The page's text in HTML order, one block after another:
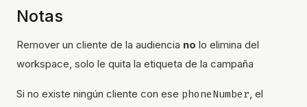
Notas
Remover un cliente de la audiencia no lo elimina del
workspace, solo le quita la etiqueta de la campaña
Si no existe ningún cliente con ese phoneNumber, el